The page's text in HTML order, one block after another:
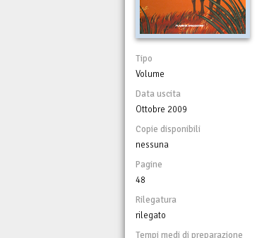
Tipo
Volume
Data uscita
Ottobre 2009
Copie disponibili
nessuna
Pagine
48
Rilegatura
rilegato
Tempi medi di preparazione